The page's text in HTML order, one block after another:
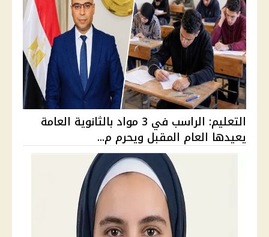
التعليم: الراسب في 3 مواد بالثانوية العامة
يعيدها العام المقبل ويحرم م...